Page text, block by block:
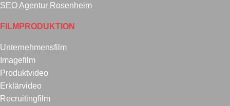
SEO Agentur Rosenheim
FILMPRODUKTION
Unternehmensfilm
Imagefilm
Produktvideo
Erklärvideo
Recruitingfilm